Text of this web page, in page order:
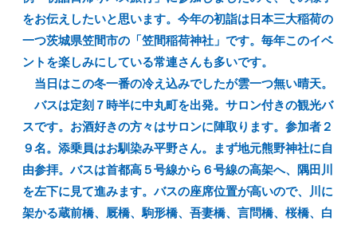
をお伝えしたいと思います。今年の初詣は日本三大稲荷の
一つ茨城県笠間市の「笠間稲荷神社」です。毎年このイベ
ントを楽しみにしている常連さんも多いです。
当日はこの冬一番の冷え込みでしたが雲一つ無い晴天。
バスは定刻７時半に中丸町を出発。サロン付きの観光バ
スです。お酒好きの方々はサロンに陣取ります。参加者２
９名。添乗員はお馴染み平野さん。まず地元熊野神社に自
由参拝。バスは首都高５号線から６号線の高架へ、隅田川
を左下に見て進みます。バスの座席位置が高いので、川に
架かる蔵前橋、厩橋、駒形橋、吾妻橋、言問橋、桜橋、白